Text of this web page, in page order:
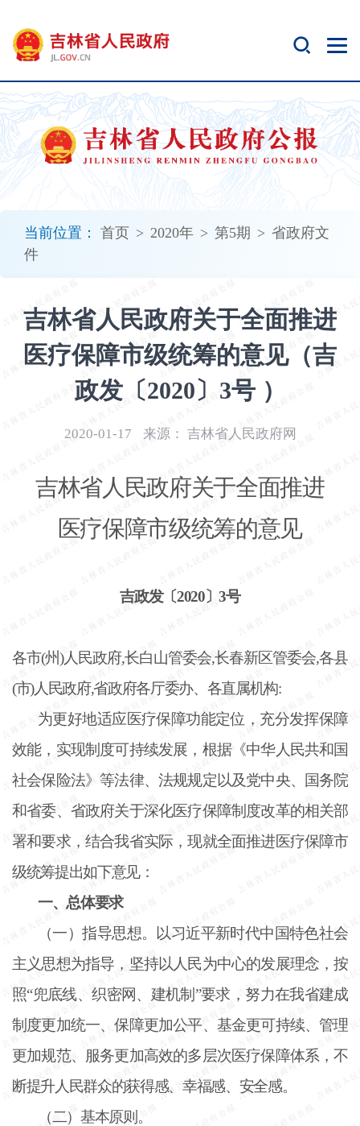
当前位置： 首页 > 2020年 > 第5期 > 省政府文
件
吉林省人民政府关于全面推进
医疗保障市级统筹的意见（吉
政发〔2020〕3号 ）
2020-01-17 来源： 吉林省人民政府网
吉林省人民政府关于全面推进
医疗保障市级统筹的意见
吉政发〔2020〕3号
各市(州)人民政府,长白山管委会,长春新区管委会,各县
(市)人民政府,省政府各厅委办、各直属机构:
为更好地适应医疗保障功能定位，充分发挥保障
效能，实现制度可持续发展，根据《中华人民共和国
社会保险法》等法律、法规规定以及党中央、国务院
和省委、省政府关于深化医疗保障制度改革的相关部
署和要求，结合我省实际，现就全面推进医疗保障市
级统筹提出如下意见：
一、总体要求
（一）指导思想。以习近平新时代中国特色社会
主义思想为指导，坚持以人民为中心的发展理念，按
照“兜底线、织密网、建机制”要求，努力在我省建成
制度更加统一、保障更加公平、基金更可持续、管理
更加规范、服务更加高效的多层次医疗保障体系，不
断提升人民群众的获得感、幸福感、安全感。
（二）基本原则。
开
无
障
碍
说
明
加